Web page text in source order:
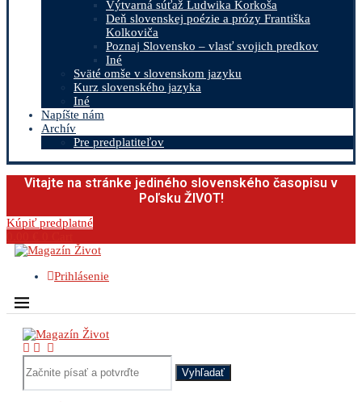
Výtvarná súťaž Ludwika Korkoša
Deň slovenskej poézie a prózy Františka
Kolkoviča
Poznaj Slovensko – vlasť svojich predkov
Iné
Sväté omše v slovenskom jazyku
Kurz slovenského jazyka
Iné
Napíšte nám
Archív
Pre predplatiteľov
Vitajte na stránke jediného slovenského časopisu v
Poľsku ŽIVOT!
Kúpiť predplatné
Prihlásenie
Vyhľadať